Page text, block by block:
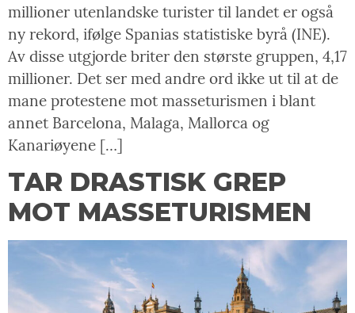
millioner utenlandske turister til landet er også
ny rekord, ifølge Spanias statistiske byrå (INE).
Av disse utgjorde briter den største gruppen, 4,17
millioner. Det ser med andre ord ikke ut til at de
mane protestene mot masseturismen i blant
annet Barcelona, Malaga, Mallorca og
Kanariøyene […]
TAR DRASTISK GREP
MOT MASSETURISMEN